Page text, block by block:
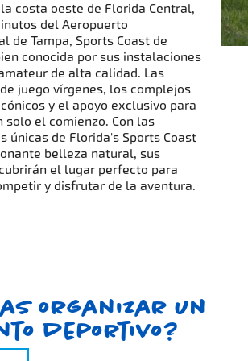
costa oeste de Florida Central,
del Aeropuerto
de Tampa, Sports Coast de
conocida por sus instalaciones
de alta calidad. Las
juego vírgenes, los complejos
y el apoyo exclusivo para
solo el comienzo. Con las
únicas de Florida's Sports Coast
belleza natural, sus
el lugar perfecto para
y disfrutar de la aventura.
organizar un
deportivo?